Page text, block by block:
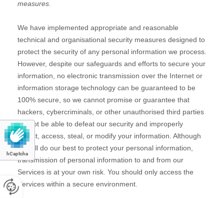
hCaptcha